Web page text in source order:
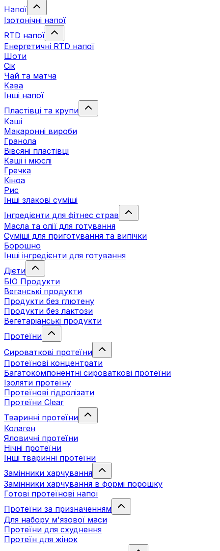
Напої
Ізотонічні напої
RTD напої
Енергетичні RTD напої
Шоти
Сік
Чай та матча
Кава
Інші напої
Пластівці та крупи
Каші
Макаронні вироби
Гранола
Вівсяні пластівці
Каші і мюслі
Гречка
Кіноа
Рис
Інші злакові суміші
Інгредієнти для фітнес страв
Масла та олії для готування
Суміші для приготування та випічки
Борошно
Інші інгредієнти для готування
Дієти
БІО Продукти
Веганські продукти
Продукти без глютену
Продукти без лактози
Вегетаріанські продукти
Протеїни
Сироваткові протеїни
Протеїнові концентрати
Багатокомпонентні сироваткові протеїни
Ізоляти протеїну
Протеїнові гідролізати
Протеїни Clear
Тваринні протеїни
Колаген
Яловичні протеїни
Нічні протеїни
Інші тваринні протеїни
Замінники харчування
Замінники харчування в формі порошку
Готові протеїнові напої
Протеїни за призначенням
Для набору м'язової маси
Протеїни для схуднення
Протеїн для жінок